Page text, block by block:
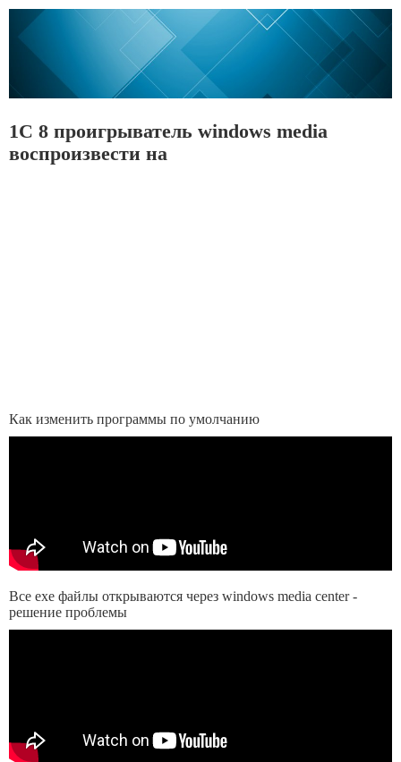
1С 8 проигрыватель windows media
воспроизвести на
Как изменить программы по умолчанию
Все exe файлы открываются через windows media center -
решение проблемы